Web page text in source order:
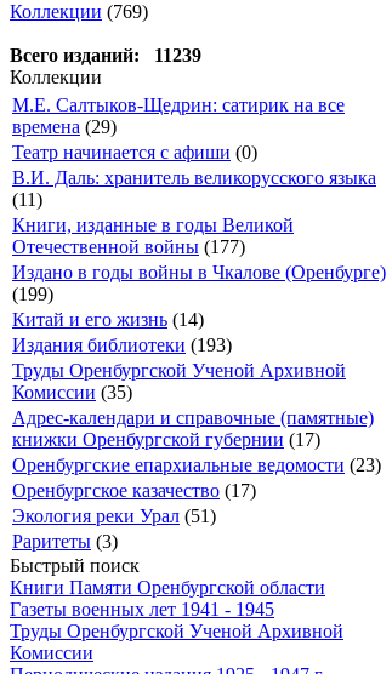
Коллекции (769)
Всего изданий: 11239
Коллекции
М.Е. Салтыков-Щедрин: сатирик на все
времена (29)
Театр начинается с афиши (0)
В.И. Даль: хранитель великорусского языка
(11)
Книги, изданные в годы Великой
Отечественной войны (177)
Издано в годы войны в Чкалове (Оренбурге)
(199)
Китай и его жизнь (14)
Издания библиотеки (193)
Труды Оренбургской Ученой Архивной
Комиссии (35)
Адрес-календари и справочные (памятные)
книжки Оренбургской губернии (17)
Оренбургские епархиальные ведомости (23)
Оренбургское казачество (17)
Экология реки Урал (51)
Раритеты (3)
Быстрый поиск
Книги Памяти Оренбургской области
Газеты военных лет 1941 - 1945
Труды Оренбургской Ученой Архивной
Комиссии